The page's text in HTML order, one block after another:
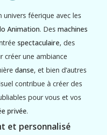
univers féerique avec les
Animation. Desmachines
spectaculaire, des
créer une ambiance
danse, et bien d’autres
contribue à créer des
pour vous et vos
privée.
et personnalisé